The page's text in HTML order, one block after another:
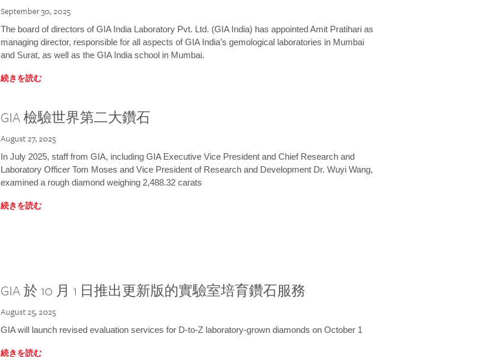
September 30, 2025
The board of directors of GIA India Laboratory Pvt. Ltd. (GIA India) has appointed Amit Pratihari as
managing director, responsible for all aspects of GIA India’s gemological laboratories in Mumbai
and Surat, as well as the GIA India school in Mumbai.
続きを読む
GIA 檢驗世界第二大鑽石
August 27, 2025
In July 2025, staff from GIA, including GIA Executive Vice President and Chief Research and
Laboratory Officer Tom Moses and Vice President of Research and Development Dr. Wuyi Wang,
examined a rough diamond weighing 2,488.32 carats
続きを読む
GIA 於 10 月 1 日推出更新版的實驗室培育鑽石服務
August 25, 2025
GIA will launch revised evaluation services for D-to-Z laboratory-grown diamonds on October 1
続きを読む